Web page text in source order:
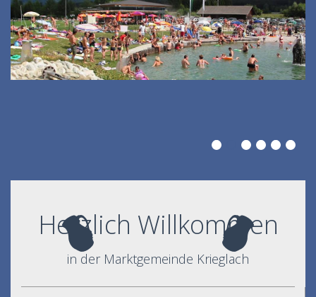
Herzlich Willkommen
in der Marktgemeinde Krieglach